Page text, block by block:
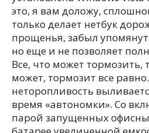
это, я вам доложу,
только делает нетбук
прощенья, забыл
но еще и не позволяет
Все, что может тормозить,
может, тормозит все
неторопливость
время «автономки». Со
парой запущенных